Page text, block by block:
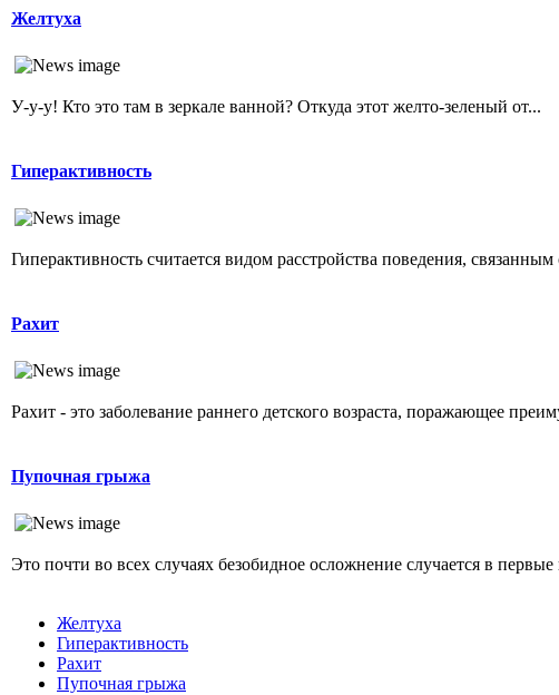
Желтуха
У-у-у! Кто это там в зеркале ванной? Откуда этот желто-зеленый от...
Гиперактивность
Гиперактивность считается видом расстройства поведения,
Рахит
Рахит - это заболевание раннего детского возраста, поражающее
Пупочная грыжа
Это почти во всех случаях безобидное осложнение случается в первые
Желтуха
Гиперактивность
Рахит
Пупочная грыжа